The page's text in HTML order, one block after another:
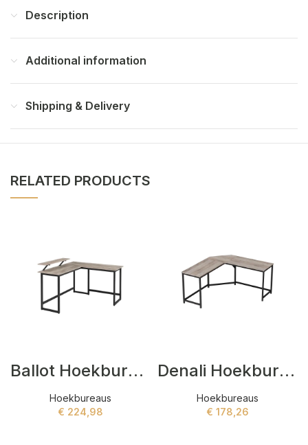
Description
Additional information
Shipping & Delivery
RELATED PRODUCTS
Ballot Hoekbureaus Zwart,Grijs
Hoekbureaus
€ 224,98
Denali Hoekbureaus Zwart
Hoekbureaus
€ 178,26